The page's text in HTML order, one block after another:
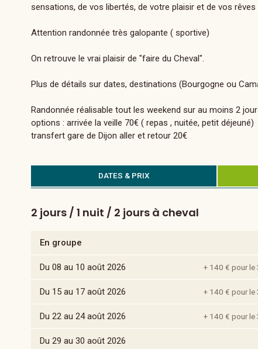
sensations, de vos libertés, de votre plaisir et de vos
Attention randonnée très galopante ( sportive)
On retrouve le vrai plaisir de "faire du Cheval".
Plus de détails sur dates, destinations (Bourgogne ou
Randonnée réalisable tout les weekend sur au moins 2
options : arrivée la veille 70€ ( repas , nuitée, petit déjeuné)
transfert gare de Dijon aller et retour 20€
DATES & PRIX
2 jours / 1 nuit / 2 jours à cheval
En groupe
Du 08 au 10 août 2026 + 140 € pour le
Du 15 au 17 août 2026 + 140 € pour le
Du 22 au 24 août 2026 + 140 € pour le
Du 29 au 30 août 2026